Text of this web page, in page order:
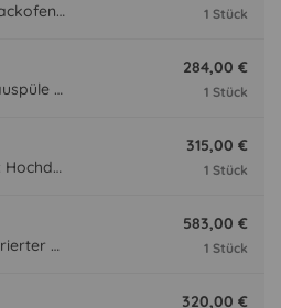
BEKO Einbaubackofen BBIM174N0BE mit Hydrolyse, Schwarz BBIM174N0BE
1 Stück
SCHOCK: Einbauspüle Formhaus D-100, aus CRISTALITE®, Onyx 87324
284,00 €
1 Stück
CARLO NOBILI: Hochdruck- Einhebelmischbatterie Live, Mischbatterie, Schwarz matt 17791
315,00 €
1 Stück
BEKO Vollintegrierter Geschirrspüler BDIN14N22, 4 Programme BDIN14N22
583,00 €
1 Stück
320,00 €